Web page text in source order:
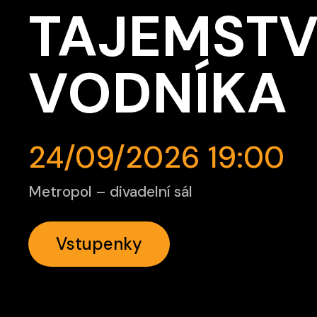
VODNÍKA
24/09/2026 19:00
Metropol – divadelní sál
Vstupenky